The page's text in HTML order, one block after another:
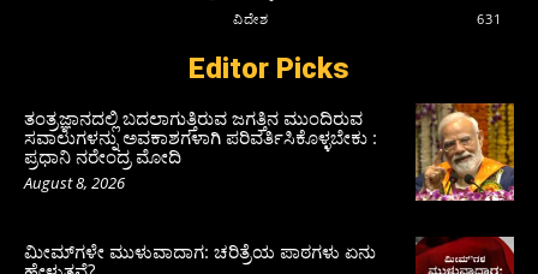
ವಿದೇಶ
631
Editor Picks
ತಂತ್ರಜ್ಞಾನದಲ್ಲಿ ಬದಲಾಗುತ್ತಿರುವ ಜಗತ್ತಿನ ಮುಂದಿರುವ
ಸವಾಲುಗಳನ್ನು ಅವಕಾಶಗಳಾಗಿ ಪರಿವರ್ತಿಸಿಕೊಳ್ಳಬೇಕು :
ಪ್ರಧಾನಿ ನರೇಂದ್ರ ಮೋದಿ
August 8, 2026
ಮೀಮ್‌ಗಳೇ ಮುಳುವಾದಾಗ: ಚರಿತ್ರೆಯ ಪಾಠಗಳು ಏನು